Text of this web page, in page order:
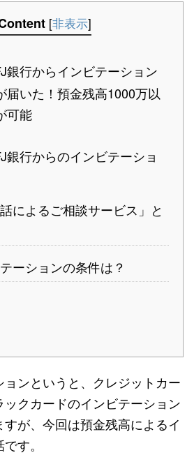
[非表示]
銀行からインビテーション
届いた！預金残高1000万以
可能
銀行からのインビテーショ
話によるご相談サービス」と
ーションの条件は？
ンというと、クレジットカー
ックカードのインビテーション
が、今回は預金残高によるイ
す。